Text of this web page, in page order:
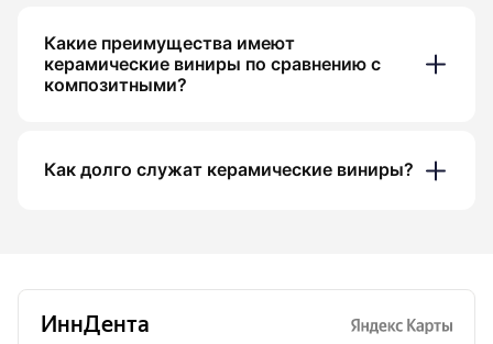
Какие преимущества имеют
керамические виниры по сравнению с
композитными?
Как долго служат керамические виниры?